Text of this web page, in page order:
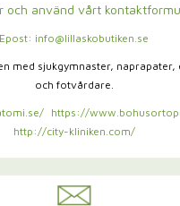
och använd vårt
Epost: info@lillaskobutiken.se
med sjukgymnaster,
och fotvårdare.
https://
http://city-kliniken.com/